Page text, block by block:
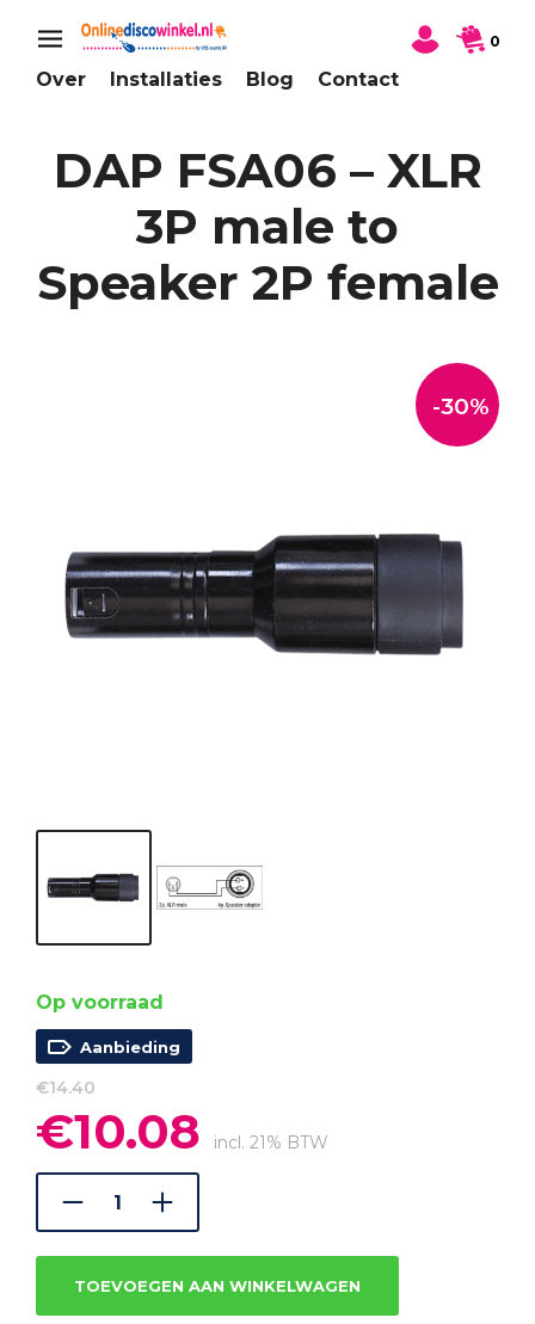
Over Installaties Blog Contact
0
DAP FSA06 – XLR
3P male to
Speaker 2P female
-30%
Op voorraad
Aanbieding
€14.40
Oorspronkelijke
prijs
was:
€14.40.
€10.08 prijs
incl. 21% BTW
TOEVOEGEN AAN WINKELWAGEN